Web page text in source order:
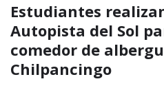
Estudiantes
Autopista del Sol
comedor de
Chilpancingo